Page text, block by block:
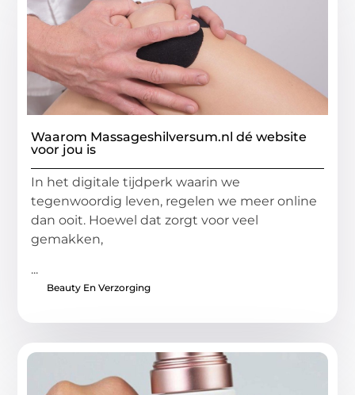
Waarom Massageshilversum.nl dé website
voor jou is
In het digitale tijdperk waarin we
tegenwoordig leven, regelen we meer online
dan ooit. Hoewel dat zorgt voor veel
gemakken,
...
Beauty En Verzorging